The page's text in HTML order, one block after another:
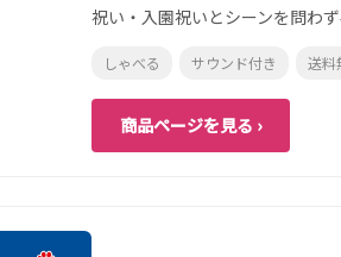
祝い・入園祝いとシーンを問わず
しゃべる サウンド付き 送料
商品ページを見る ›